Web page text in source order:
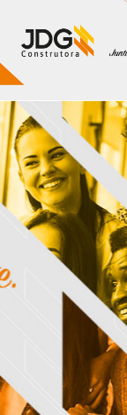
Contato
Sobre nós
Blog